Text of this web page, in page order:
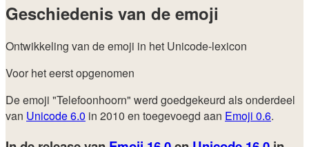
Geschiedenis van de emoji
Ontwikkeling van de emoji in het Unicode-lexicon
Voor het eerst opgenomen
De emoji "Telefoonhoorn" werd goedgekeurd als onderdeel
van Unicode 6.0 in 2010 en toegevoegd aan Emoji 0.6.